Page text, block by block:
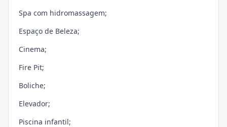
Spa com hidromassagem;
Espaço de Beleza;
Cinema;
Fire Pit;
Boliche;
Elevador;
Piscina infantil;